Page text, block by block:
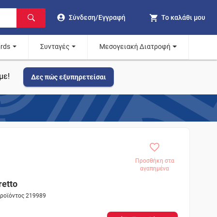
Σύνδεση/Εγγραφή Το καλάθι μου
Συνταγές Μεσογειακή Διατροφή
Δες πώς εξυπηρετείσαι
Προσθήκη στα
αγαπημένα
219989